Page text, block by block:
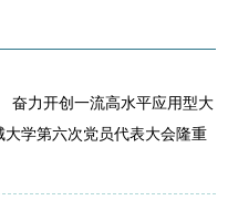
力开创一流高水平应用型大
第六次党员代表大会隆重